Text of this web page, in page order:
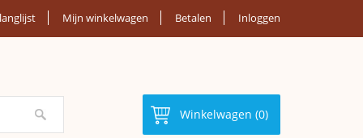
Mijn winkelwagen Betalen Inloggen
Winkelwagen (0)